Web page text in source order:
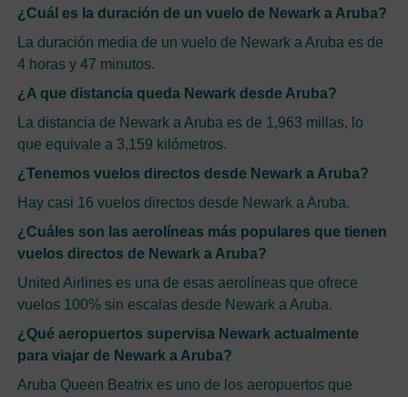
¿Cuál es la duración de un vuelo de Newark a Aruba?
La duración media de un vuelo de Newark a Aruba es de
4 horas y 47 minutos.
¿A que distancia queda Newark desde Aruba?
La distancia de Newark a Aruba es de 1,963 millas, lo
que equivale a 3,159 kilómetros.
¿Tenemos vuelos directos desde Newark a Aruba?
Hay casi 16 vuelos directos desde Newark a Aruba.
¿Cuáles son las aerolíneas más populares que tienen
vuelos directos de Newark a Aruba?
United Airlines es una de esas aerolíneas que ofrece
vuelos 100% sin escalas desde Newark a Aruba.
¿Qué aeropuertos supervisa Newark actualmente
para viajar de Newark a Aruba?
Aruba Queen Beatrix es uno de los aeropuertos que